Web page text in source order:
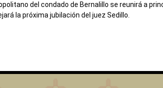
del condado de Bernalillo se reunirá a
la próxima jubilación del juez Sedillo.